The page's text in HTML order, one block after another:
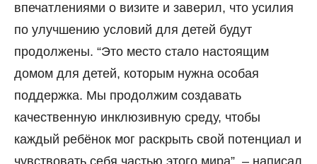
впечатлениями о визите и заверил, что усилия
по улучшению условий для детей будут
продолжены. “Это место стало настоящим
домом для детей, которым нужна особая
поддержка. Мы продолжим создавать
качественную инклюзивную среду, чтобы
каждый ребёнок мог раскрыть свой потенциал и